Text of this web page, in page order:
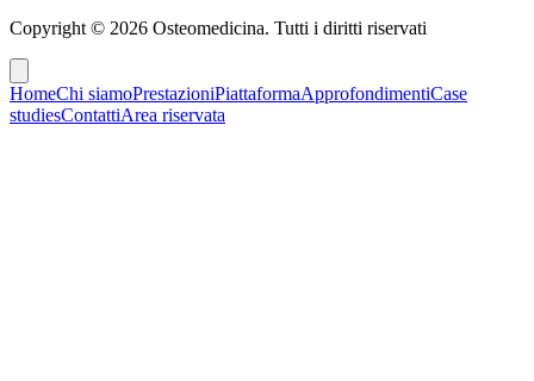
Copyright © 2026 Osteomedicina. Tutti i diritti riservati
HomeChi siamoPrestazioniPiattaformaApprofondimentiCase
studiesContattiArea riservata